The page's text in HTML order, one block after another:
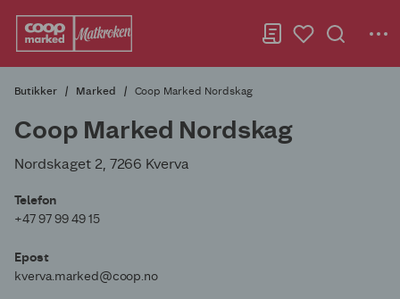
Butikker Marked Coop Marked Nordskag
Coop Marked Nordskag
Nordskaget 2, 7266 Kverva
Telefon
+47 97 99 49 15
Epost
kverva.marked@coop.no